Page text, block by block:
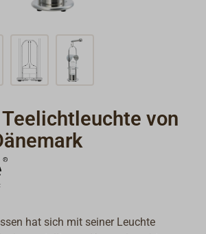
Teelichtleuchte von
hat sich mit seiner Leuchte